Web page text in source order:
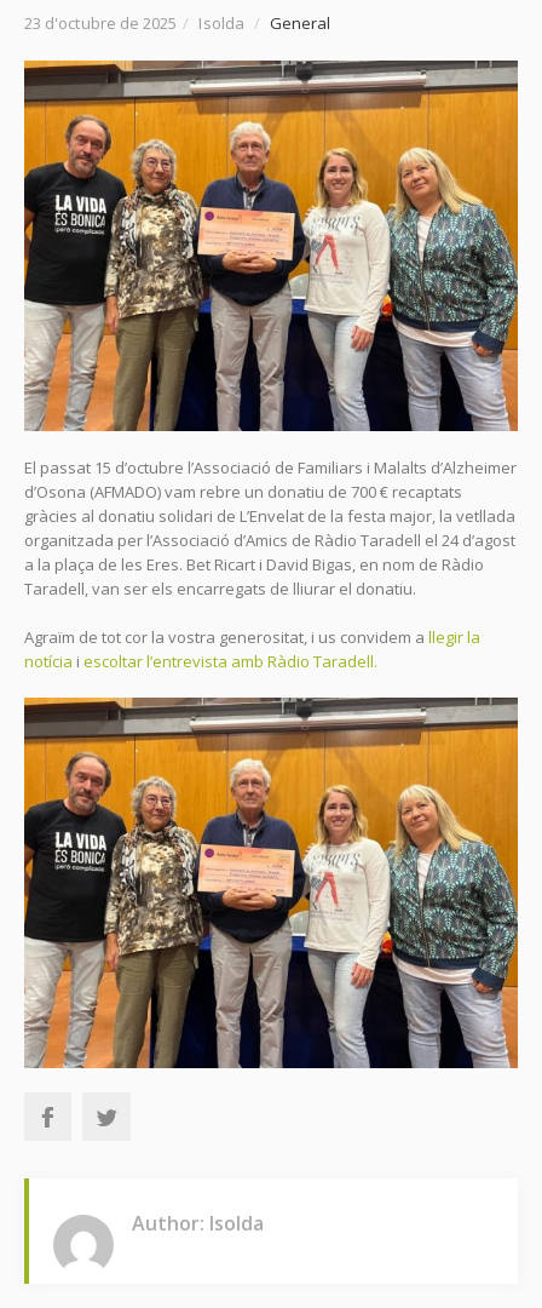
23 d'octubre de 2025 / Isolda / General
El passat 15 d’octubre l’Associació de Familiars i Malalts d’Alzheimer
d’Osona (AFMADO) vam rebre un donatiu de 700 € recaptats
gràcies al donatiu solidari de L’Envelat de la festa major, la vetllada
organitzada per l’Associació d’Amics de Ràdio Taradell el 24 d’agost
a la plaça de les Eres. Bet Ricart i David Bigas, en nom de Ràdio
Taradell, van ser els encarregats de lliurar el donatiu.
Agraïm de tot cor la vostra generositat, i us convidem a llegir la
notícia i escoltar l’entrevista amb Ràdio Taradell.
Author: Isolda